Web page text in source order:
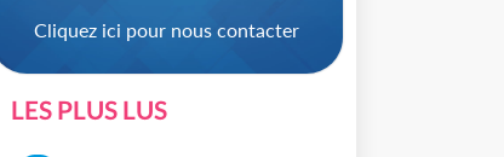
Cliquez ici pour nous contacter
LES PLUS LUS